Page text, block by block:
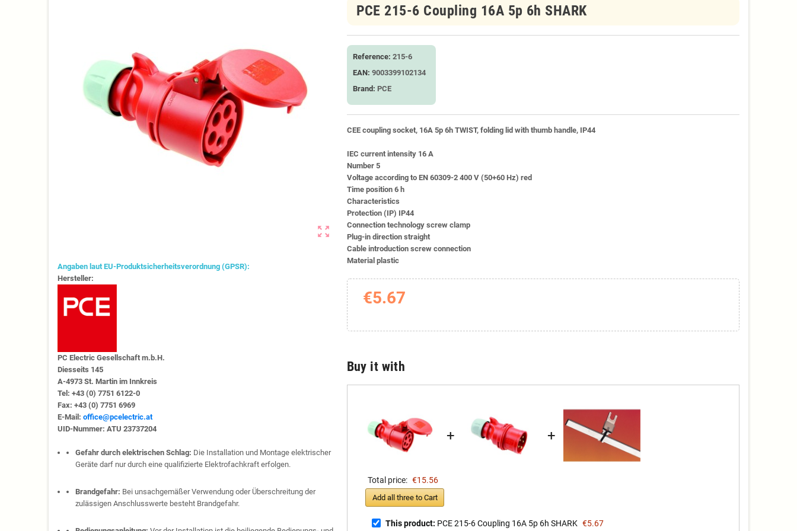
zoom_out_map
Angaben laut EU-Produktsicherheitsverordnung (GPSR):
Hersteller:
PC Electric Gesellschaft m.b.H.
Diesseits 145
A-4973 St. Martin im Innkreis
Tel: +43 (0) 7751 6122-0
Fax: +43 (0) 7751 6969
E-Mail: office@pcelectric.at
UID-Nummer: ATU 23737204
Gefahr durch elektrischen Schlag: Die Installation und Montage elektrischer
Geräte darf nur durch eine qualifizierte Elektrofachkraft erfolgen.
Brandgefahr: Bei unsachgemäßer Verwendung oder Überschreitung der
zulässigen Anschlusswerte besteht Brandgefahr.
PCE 215-6 Coupling 16A 5p 6h SHARK
Reference: 215-6
EAN: 9003399102134
Brand: PCE
CEE coupling socket, 16A 5p 6h TWIST, folding lid with thumb handle, IP44
IEC current intensity 16 A
Number 5
Voltage according to EN 60309-2 400 V (50+60 Hz) red
Time position 6 h
Characteristics
Protection (IP) IP44
Connection technology screw clamp
Plug-in direction straight
Cable introduction screw connection
Material plastic
€5.67
Buy it with
+ +
Total price: €15.56
Add all three to Cart
This product: PCE 215-6 Coupling 16A 5p 6h SHARK €5.67